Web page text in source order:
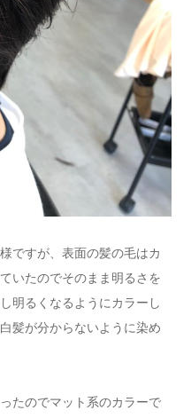
ですが、表面の髪の毛はカ
いたのでそのまま明るさを
明るくなるようにカラーし
髪が分からないように染め
たのでマット系のカラーで